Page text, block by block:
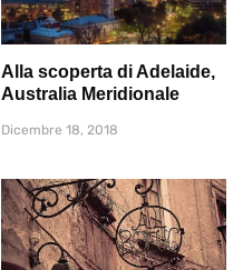
Alla scoperta di Adelaide,
Australia Meridionale
Dicembre 18, 2018